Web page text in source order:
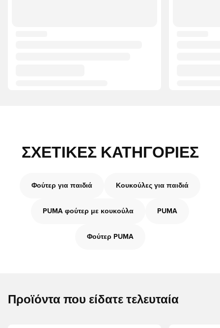
ΣΧΕΤΙΚΈΣ ΚΑΤΗΓΟΡΊΕΣ
Φούτερ για παιδιά Κουκούλες για παιδιά
PUMA φούτερ με κουκούλα PUMA
Φούτερ PUMA
Προϊόντα που είδατε τελευταία